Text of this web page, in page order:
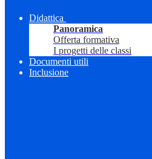
Didattica
Panoramica
Offerta formativa
I progetti delle classi
Documenti utili
Inclusione